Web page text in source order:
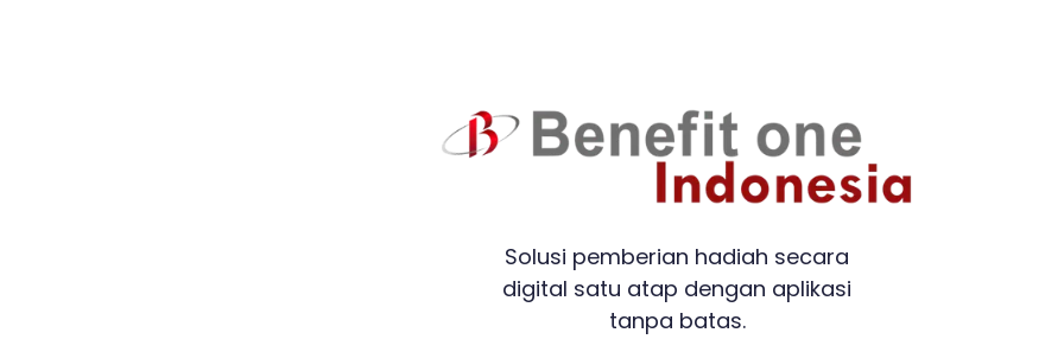
Solusi pemberian hadiah secara
digital satu atap dengan aplikasi
tanpa batas.